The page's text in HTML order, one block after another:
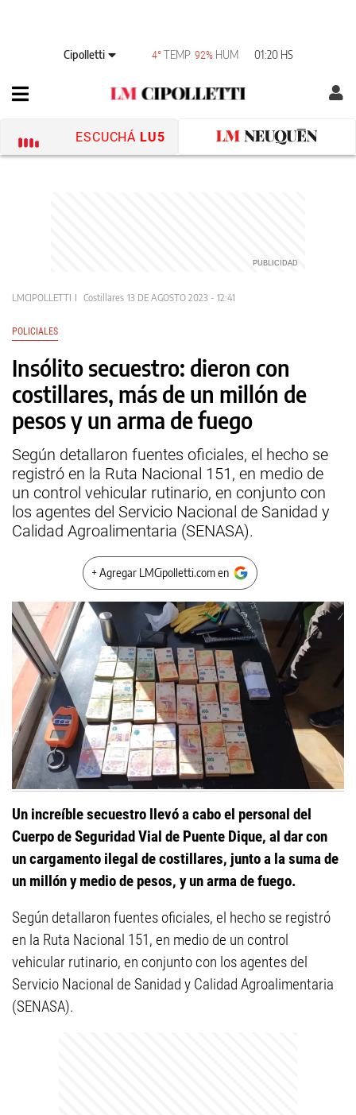
Cipolletti 4° TEMP 92% HUM 01:20 HS
ESCUCHÁ LU5
LMCIPOLLETTI Costillares 13 DE AGOSTO 2023 - 12:41
POLICIALES
Insólito secuestro: dieron con
costillares, más de un millón de
pesos y un arma de fuego
Según detallaron fuentes oficiales, el hecho se
registró en la Ruta Nacional 151, en medio de
un control vehicular rutinario, en conjunto con
los agentes del Servicio Nacional de Sanidad y
Calidad Agroalimentaria (SENASA).
+ Agregar LMCipolletti.com en
Un increíble secuestro llevó a cabo el personal del
Cuerpo de Seguridad Vial de Puente Dique, al dar con
un cargamento ilegal de costillares, junto a la suma de
un millón y medio de pesos, y un arma de fuego.
Según detallaron fuentes oficiales, el hecho se registró
en la Ruta Nacional 151, en medio de un control
vehicular rutinario, en conjunto con los agentes del
Servicio Nacional de Sanidad y Calidad Agroalimentaria
(SENASA).